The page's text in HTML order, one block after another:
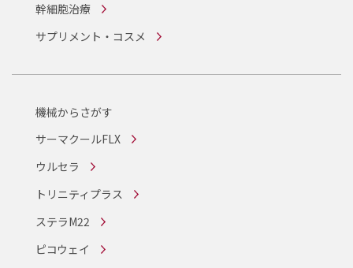
幹細胞治療
サプリメント・コスメ
機械からさがす
サーマクールFLX
ウルセラ
トリニティプラス
ステラM22
ピコウェイ